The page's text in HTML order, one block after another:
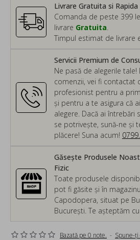
Servicii Premium de
Ne pasă de alegerile tale!
comenzii, vei fi contactat
profesionist pentru a
și pentru a te asigura că
alegere. Dacă ai întrebări
se potrivește, sună-ne și
plăcere! Suna acum!
Livrare Gratuita si Rapida
Comanda de peste 399
livrare Gratuita
Timpul estimat de livrare
Găsește Produsele
Fizic
Toate produsele
pot fi găsite și în
Capodopera, situat pe
București. Te așteptăm
Bazată pe 0 note. - Spune-ţi